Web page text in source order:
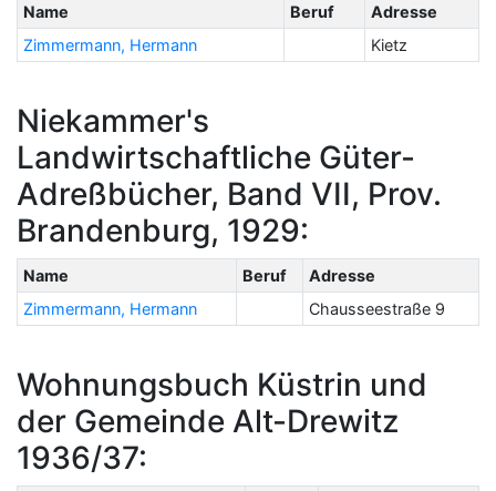
Name Beruf
Adresse
Zimmermann, Hermann
Kietz
Niekammer's
Landwirtschaftliche Güter-
Adreßbücher, Band VII, Prov.
Brandenburg, 1929:
Name Beruf
Adresse
Zimmermann, Hermann
Chausseestraße 9
Wohnungsbuch Küstrin und
der Gemeinde Alt-Drewitz
1936/37: